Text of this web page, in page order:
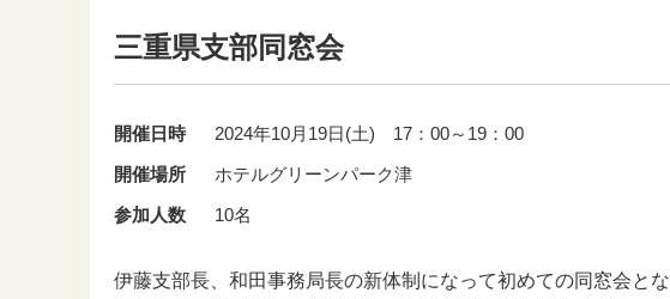
三重県支部同窓会
開催日時
2024年10月19日(土) 17：00～19：00
開催場所
ホテルグリーンパーク津
参加人数
10名
伊藤支部長、和田事務局長の新体制になって初めての同窓会とな